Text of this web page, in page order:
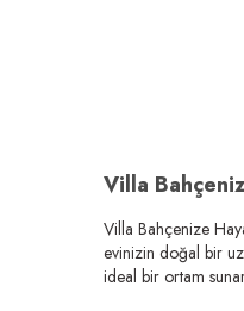
Villa Bahçenize
evinizin doğal bir
ideal bir ortam